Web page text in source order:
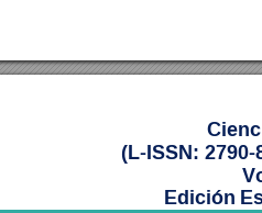
(L-ISSN:
Edición